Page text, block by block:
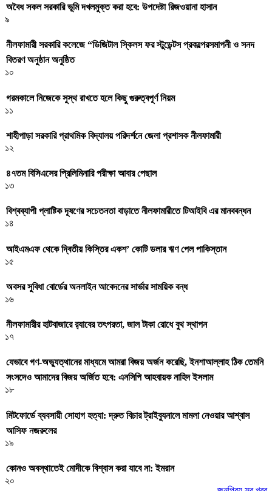
অবৈধ সকল সরকারি ভূমি দখলমুক্ত করা হবে: উপদেষ্টা রিজওয়ানা হাসান
৯
নীলফামারী সরকারি কলেজে “ডিজিটাল স্কিলস ফর স্টুডেন্টস প্রকল্পেরসমাপনী ও সনদ
বিতরণ অনুষ্ঠান অনুষ্ঠিত
১০
গরমকালে নিজেকে সুস্থ রাখতে হলে কিছু গুরুত্বপূর্ণ নিয়ম
১১
শাহীপাড়া সরকারি প্রাথমিক বিদ্যালয় পরিদর্শনে জেলা প্রশাসক নীলফামারী
১২
৪৭তম বিসিএসের প্রিলিমিনারি পরীক্ষা আবার পেছাল
১৩
বিশ্বব্যাপী প্লাষ্টিক দূষণের সচেতনতা বাড়াতে নীলফামারীতে টিআইবি এর মানববন্ধন
১৪
আইএমএফ থেকে দ্বিতীয় কিস্তির একশ’ কোটি ডলার ঋণ পেল পাকিস্তান
১৫
অবসর সুবিধা বোর্ডের অনলাইন আবেদনের সার্ভার সাময়িক বন্ধ
১৬
নীলফামারীর হাটবাজারে র‌্যাবের তৎপরতা, জাল টাকা রোধে বুথ স্থাপন
১৭
যেভাবে গণ-অভ্যুত্থানের মাধ্যমে আমরা বিজয় অর্জন করেছি, ইনশাআল্লাহ ঠিক তেমনি
সংসদেও আমাদের বিজয় অর্জিত হবে: এনসিপি আহবায়ক নাহিদ ইসলাম
১৮
মিটফোর্ডে ব্যবসায়ী সোহাগ হত্যা: দ্রুত বিচার ট্রাইব্যুনালে মামলা নেওয়ার আশ্বাস
আসিফ নজরুলের
১৯
কোনও অবস্থাতেই মোদীকে বিশ্বাস করা যাবে না: ইমরান
২০